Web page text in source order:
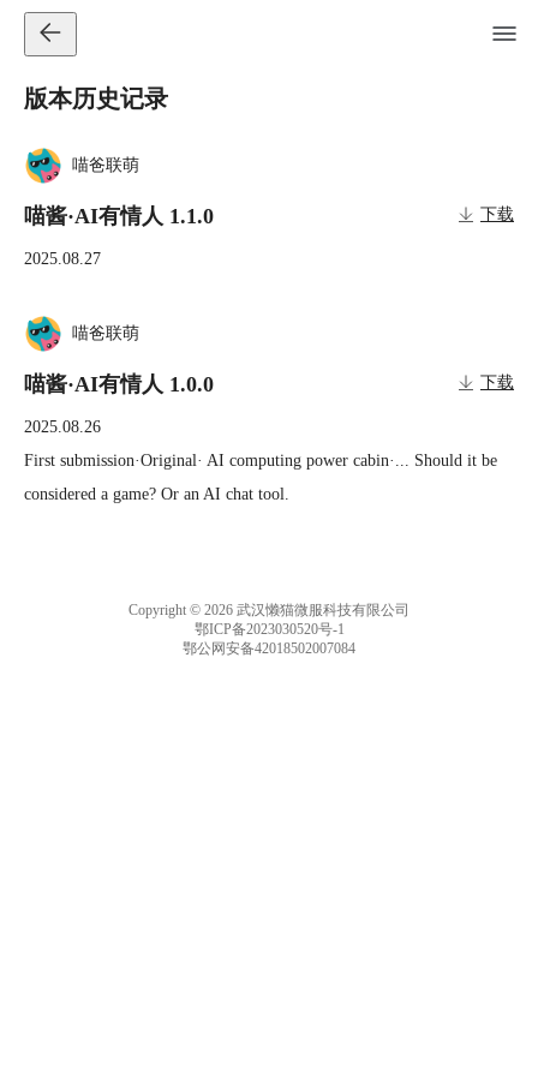
版本历史记录
喵爸联萌
喵酱·AI有情人 1.1.0 下载
2025.08.27
喵爸联萌
喵酱·AI有情人 1.0.0 下载
2025.08.26
First submission·Original· AI computing power cabin·... Should it be
considered a game? Or an AI chat tool.
Copyright © 2026 武汉懒猫微服科技有限公司
鄂ICP备2023030520号-1
鄂公网安备42018502007084